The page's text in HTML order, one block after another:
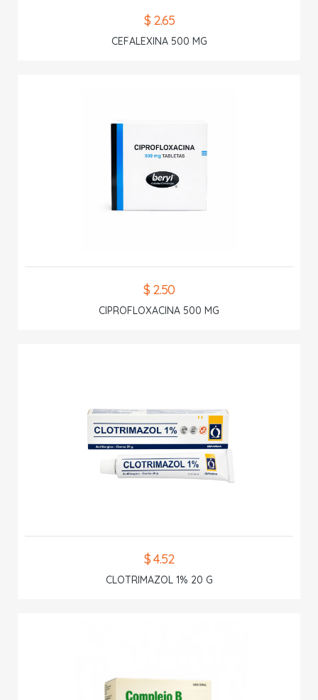
$ 2.65
CEFALEXINA 500 MG
$ 2.50
CIPROFLOXACINA 500 MG
$ 4.52
CLOTRIMAZOL 1% 20 G